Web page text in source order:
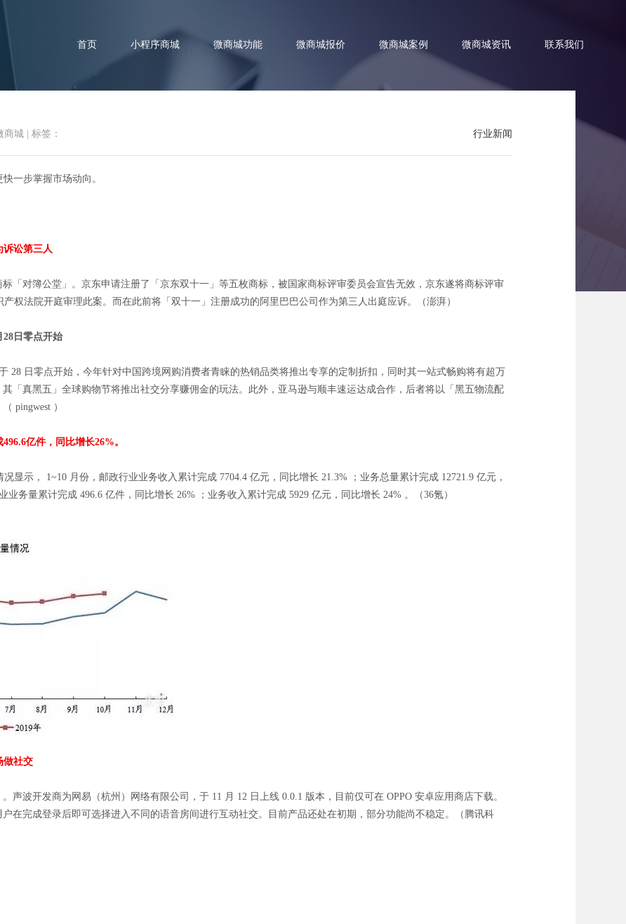
首页 小程序商城 微商城功能 微商城报价 微商城案例 微商城资讯 联系我们
讯速递 | 网易上线社交产品「声波」
行业新闻
商城 标签：
一步掌握市场动向。
诉讼第三人
标「对簿公堂」。京东申请注册了「京东双十一」等五枚商标，被国家商标评审委员会宣告无效，京东遂将商标评审
权法院开庭审理此案。而在此前将「双十一」注册成功的阿里巴巴公司作为第三人出庭应诉。（澎湃）
28日零点开始
28 日零点开始，今年针对中国跨境网购消费者青睐的热销品类将推出专享的定制折扣，同时其一站式畅购将有超万
「真黑五」全球购物节将推出社交分享赚佣金的玩法。此外，亚马逊与顺丰速运达成合作，后者将以「黑五物流配
pingwest ）
亿件，同比增长26%。
显示， 1~10 月份，邮政行业业务收入累计完成 7704.4 亿元，同比增长 21.3% ；业务总量累计完成 12721.9 亿元，
业务量累计完成 496.6 亿件，同比增长 26% ；业务收入累计完成 5929 亿元，同比增长 24% 。（36氪）
做社交
声波开发商为网易（杭州）网络有限公司，于 11 月 12 日上线 0.0.1 版本，目前仅可在 OPPO 安卓应用商店下载。
在完成登录后即可选择进入不同的语音房间进行互动社交。目前产品还处在初期，部分功能尚不稳定。（腾讯科